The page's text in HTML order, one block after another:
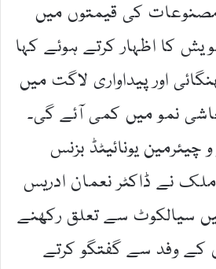
مصنوعات کی قیمتوں میں
کا اظہار کرتے ہوئے کہا
اور پیداواری لاگت میں
نمو میں کمی آئے گی۔
یونائیٹڈ بزنس
نے ڈاکٹر نعمان ادریس
سیالکوٹ سے تعلق رکھنے
کے وفد سے گفتگو کرتے